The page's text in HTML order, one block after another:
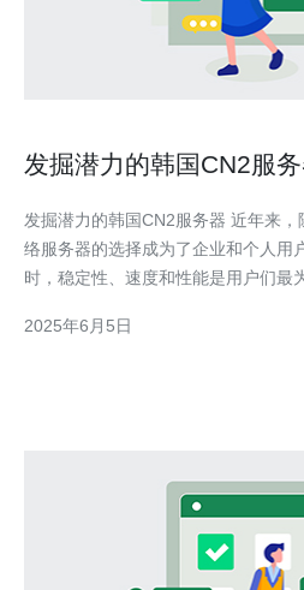
发掘潜力的韩国CN2服
发掘潜力的韩国CN2服务器 近年来，随着互联网的快速发展，网
络服务器的选择成为了企业和个人用
时，稳定性、速度和性能是用户们最
指连接到中国电信国际骨干网的服务
2025年6月5日